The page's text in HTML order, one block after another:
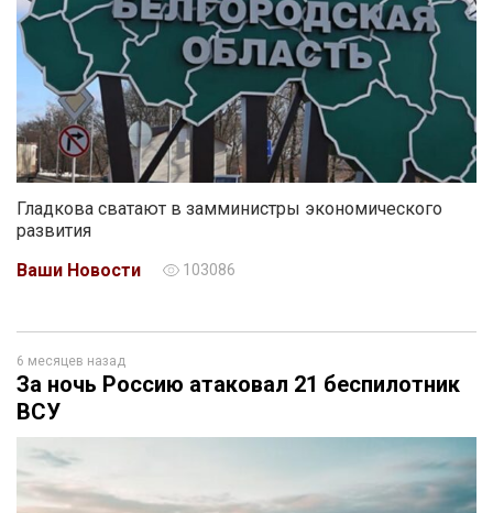
Гладкова сватают в замминистры экономического
развития
Ваши Новости
103086
6 месяцев назад
За ночь Россию атаковал 21 беспилотник
ВСУ